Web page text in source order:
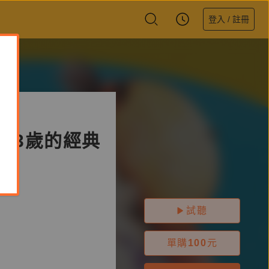
登入 / 註冊
歲的經典
試聽
單購100 元